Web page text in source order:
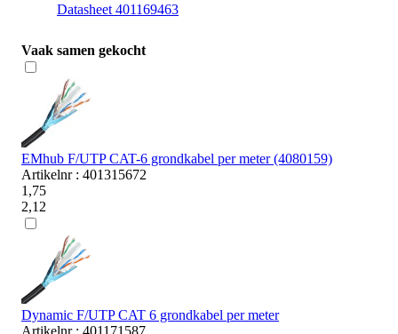
Datasheet 401169463
Vaak samen gekocht
EMhub F/UTP CAT-6 grondkabel per meter (4080159)
Artikelnr : 401315672
1,75
2,12
Dynamic F/UTP CAT 6 grondkabel per meter
Artikelnr : 401171587